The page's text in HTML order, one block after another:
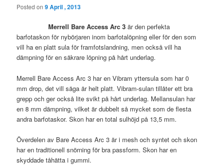
Posted on9 April , 2013
Merrell Bare Access Arc 3är den perfekta
barfotaskon för nybörjaren inom barfotalöpning eller för den som
vill ha en platt sula för framfotslandning, men också vill ha
dämpning för en säkrare löpning på hårt underlag.
Merrell Bare Access Arc 3 har en Vibram yttersula som har 0
mm drop, det vill säga är helt platt. Vibram-sulan tillåter ett bra
grepp och ger också lite svikt på hårt underlag. Mellansulan har
en 8 mm dämpning, vilket är dubbelt så mycket som de flesta
andra barfotaskor. Skon har en total sulhöjd på 13,5 mm.
Överdelen av Bare Access Arc 3 är i mesh och syntet och skon
har en traditionell snörning för bra passform. Skon har en
skyddade tåhätta i gummi.